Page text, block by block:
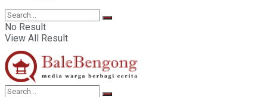
No Result
View All Result